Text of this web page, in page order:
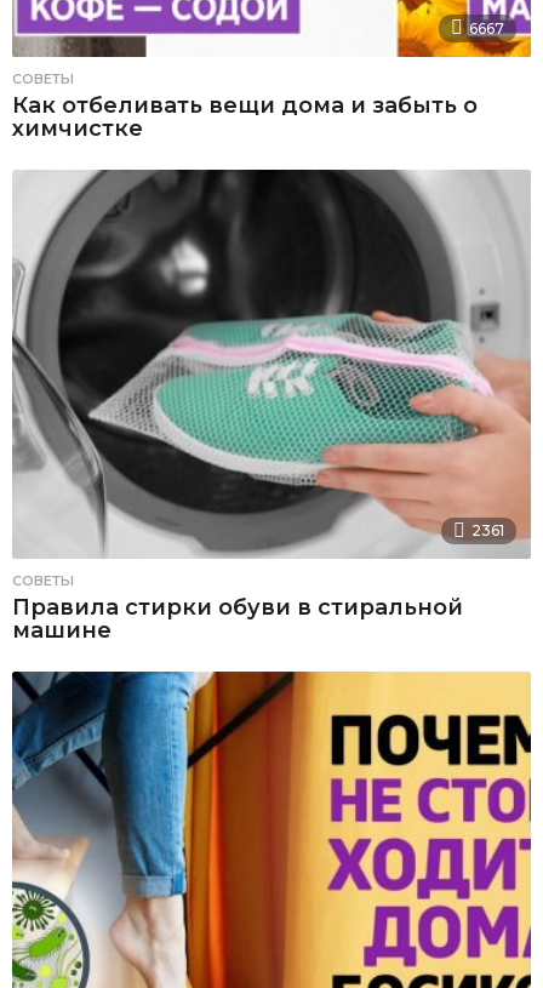
6667
СОВЕТЫ
Как отбеливать вещи дома и забыть о
химчистке
2361
СОВЕТЫ
Правила стирки обуви в стиральной
машине